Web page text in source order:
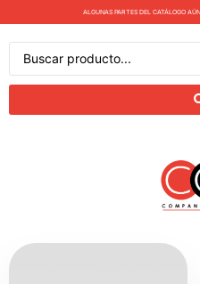
ALGUNAS PARTES DEL CATÁLOGO